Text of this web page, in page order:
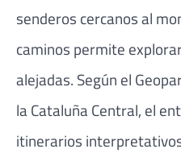
senderos cercanos al
caminos permite
alejadas. Según el
la Cataluña Central, el
itinerarios